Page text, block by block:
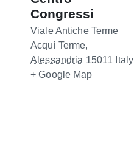
Congressi
Viale Antiche Terme
Acqui Terme,
Alessandria 15011 Italy
+ Google Map